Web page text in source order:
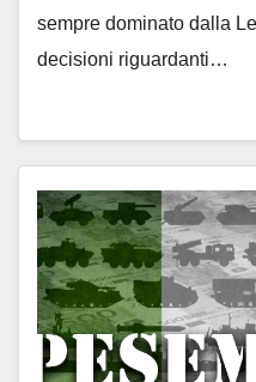
sempre dominato dalla
decisioni riguardanti…